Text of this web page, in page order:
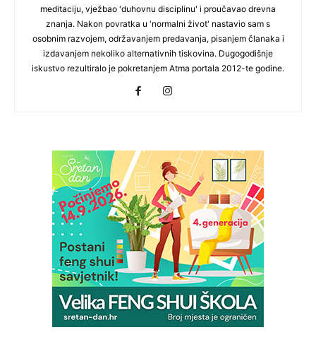
meditaciju, vježbao 'duhovnu disciplinu' i proučavao drevna
znanja. Nakon povratka u 'normalni život' nastavio sam s
osobnim razvojem, održavanjem predavanja, pisanjem članaka i
izdavanjem nekoliko alternativnih tiskovina. Dugogodišnje
iskustvo rezultiralo je pokretanjem Atma portala 2012-te godine.